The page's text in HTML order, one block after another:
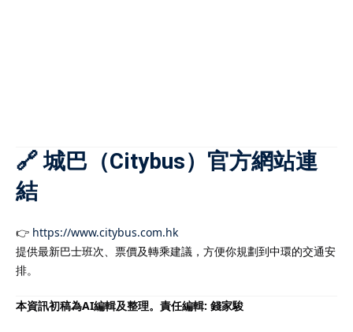
🔗 城巴（Citybus）官方網站連
結
👉 https://www.citybus.com.hk
提供最新巴士班次、票價及轉乘建議，方便你規劃到中環的交通安
排。
本資訊初稿為AI編輯及整理。責任編輯: 錢家駿